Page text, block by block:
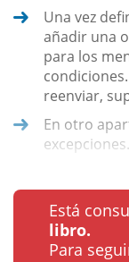
Una vez
añadir una
para los
reenviar,
En otro
Está
libro.
Para